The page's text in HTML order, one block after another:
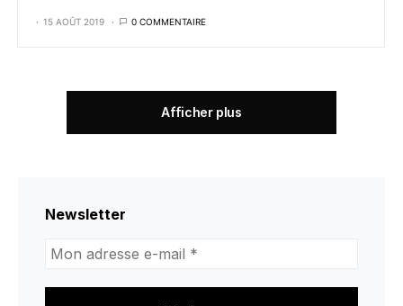
15 AOÛT 2019 0 COMMENTAIRE
Afficher plus
Newsletter
adresse
mail